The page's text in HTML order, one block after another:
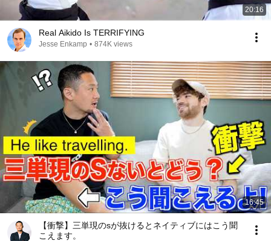
20:16
Real Aikido Is TERRIFYING
Jesse Enkamp • 874K views
16:45
【衝撃】三単現のsが抜けるとネイティブにはこう聞
こえます。